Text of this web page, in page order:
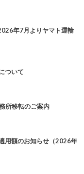
年7月よりヤマト運輸
ついて
所移転のご案内
用額のお知らせ（2026年